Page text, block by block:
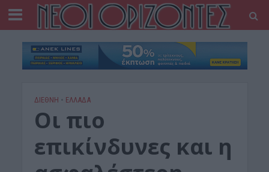
ΔΙΕΘΝΗ • ΕΛΛΑΔΑ
Oι πιο
επικίνδυνες και η